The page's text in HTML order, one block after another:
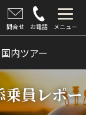
問合せ お電話 メニュー
国内ツアー
乗員レポー